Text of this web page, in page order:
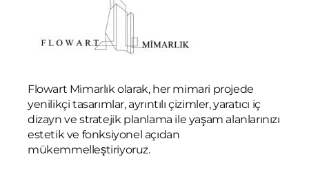
Flowart Mimarlık olarak, her mimari projede
yenilikçi tasarımlar, ayrıntılı çizimler, yaratıcı iç
dizayn ve stratejik planlama ile yaşam alanlarınızı
estetik ve fonksiyonel açıdan
mükemmelleştiriyoruz.